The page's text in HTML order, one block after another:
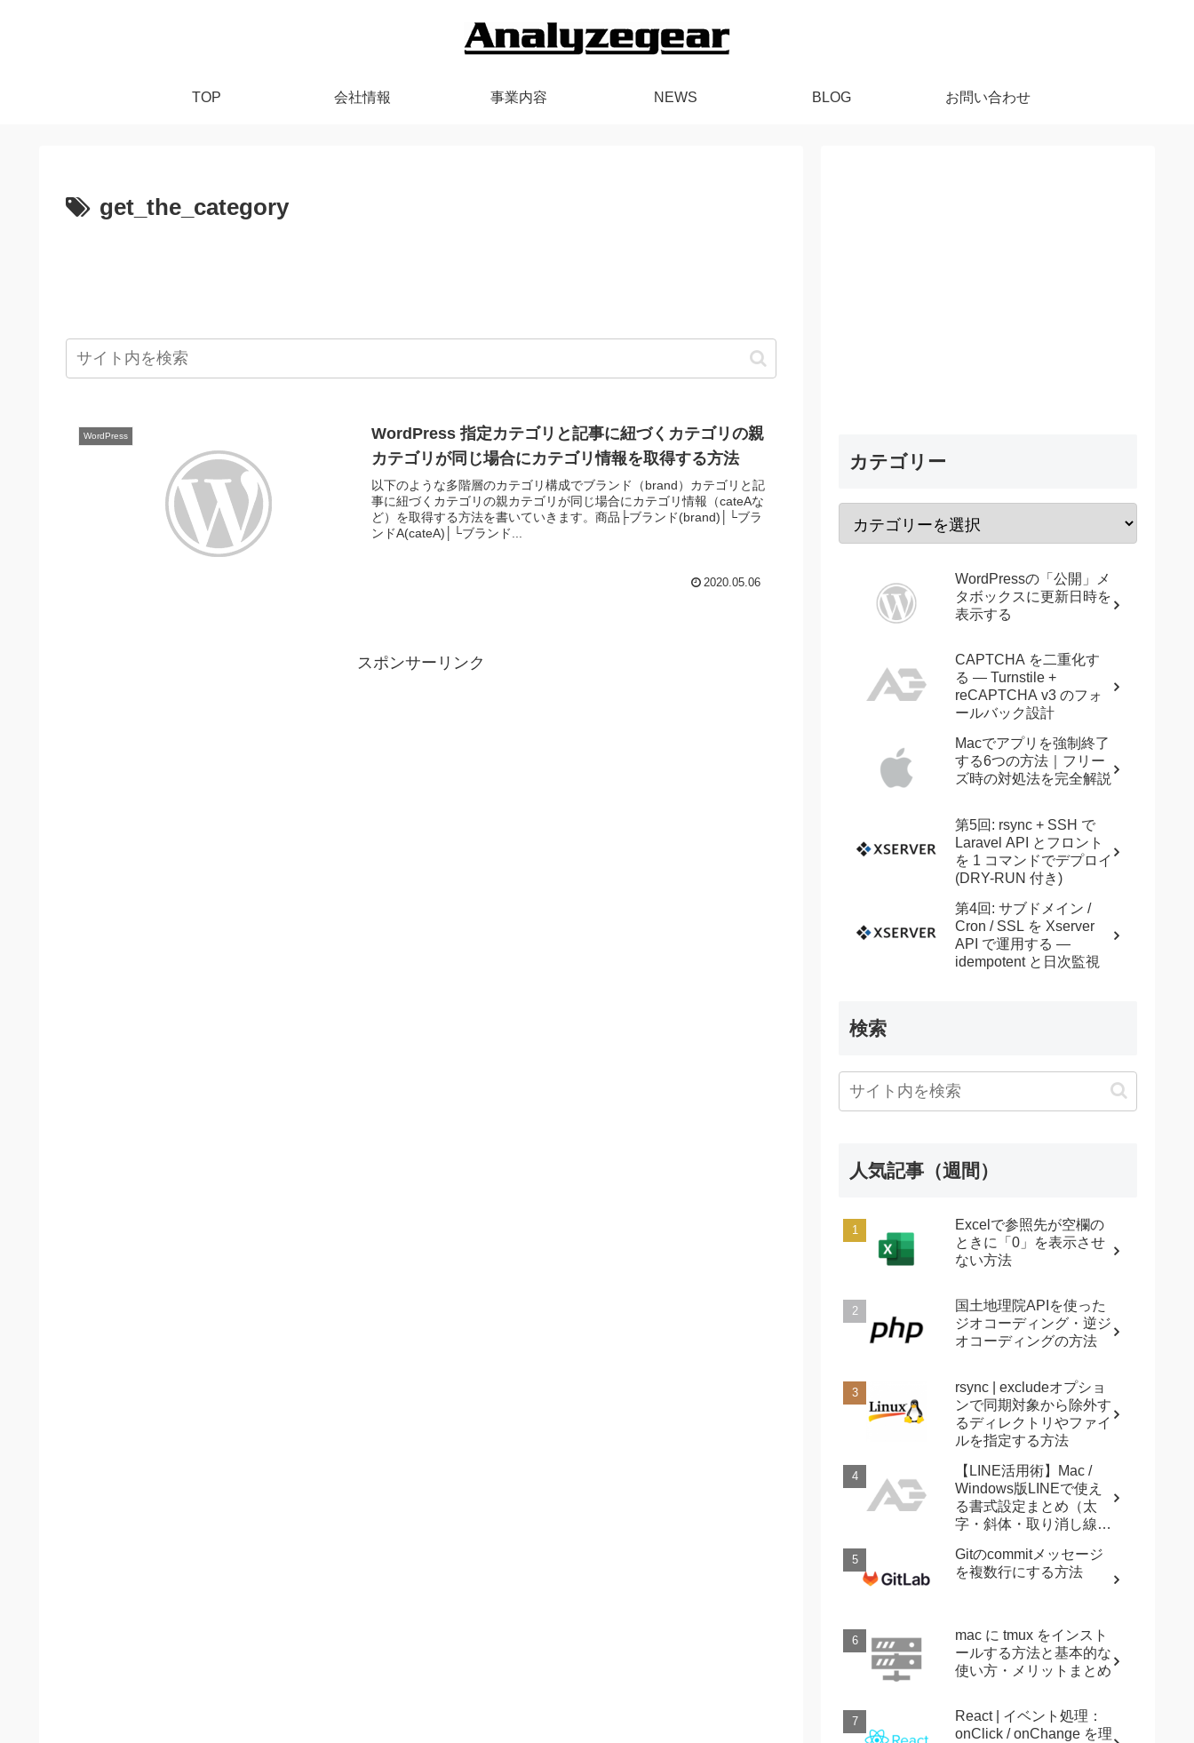
TOP 会社情報 事業内容 NEWS BLOG お問い合わせ
get_the_category
WordPress
WordPress 指定カテゴリと記事に紐づくカテゴリの親
カテゴリが同じ場合にカテゴリ情報を取得する方法
以下のような多階層のカテゴリ構成でブランド（brand）カテゴリと記
事に紐づくカテゴリの親カテゴリが同じ場合にカテゴリ情報（cateAな
ど）を取得する方法を書いていきます。商品├ブランド(brand)│└ブラ
ンドA(cateA)│└ブランド...
2020.05.06
スポンサーリンク
カテゴリー
WordPressの「公開」メ
タボックスに更新日時を
表示する
CAPTCHA を二重化す
る — Turnstile +
reCAPTCHA v3 のフォ
ールバック設計
Macでアプリを強制終了
する6つの方法｜フリー
ズ時の対処法を完全解説
第5回: rsync + SSH で
Laravel API とフロント
を 1 コマンドでデプロイ
(DRY-RUN 付き)
第4回: サブドメイン /
Cron / SSL を Xserver
API で運用する —
idempotent と日次監視
検索
人気記事（週間）
Excelで参照先が空欄の
ときに「0」を表示させ
ない方法
国土地理院APIを使った
ジオコーディング・逆ジ
オコーディングの方法
rsync | excludeオプショ
ンで同期対象から除外す
るディレクトリやファイ
ルを指定する方法
【LINE活用術】Mac /
Windows版LINEで使え
る書式設定まとめ（太
字・斜体・取り消し線・
Gitのcommitメッセージ
を複数行にする方法
mac に tmux をインスト
ールする方法と基本的な
使い方・メリットまとめ
React | イベント処理：
onClick / onChange を理